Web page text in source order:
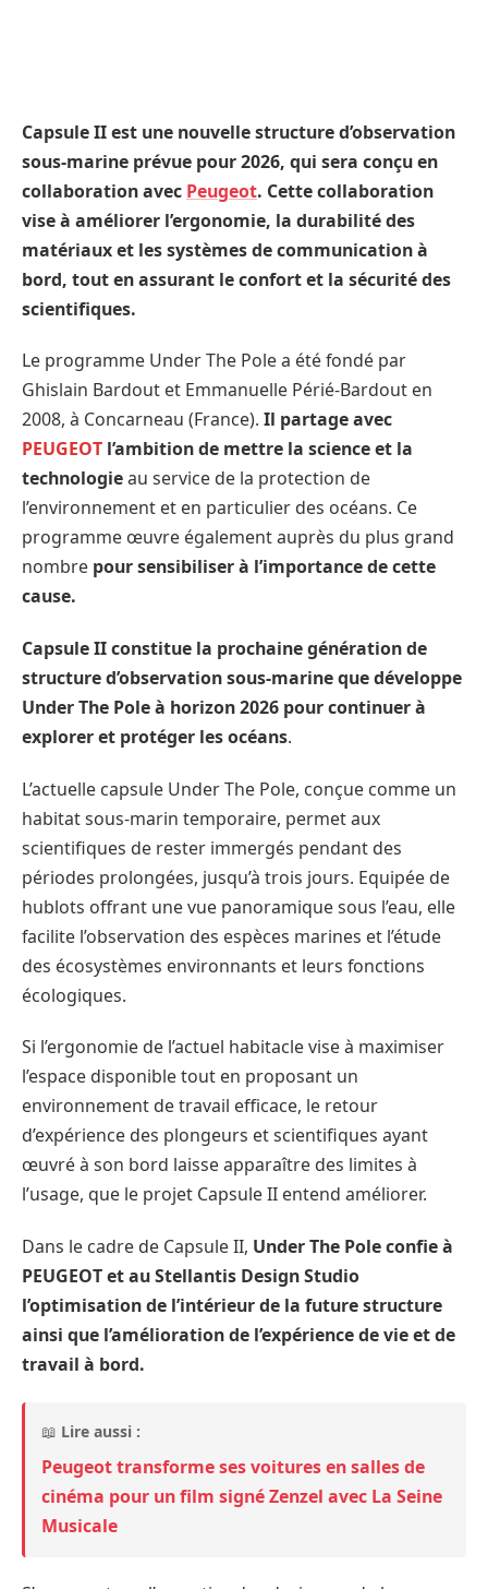
Capsule II est une nouvelle structure d’observation
sous-marine prévue pour 2026, qui sera conçu en
collaboration avec Peugeot. Cette collaboration
vise à améliorer l’ergonomie, la durabilité des
matériaux et les systèmes de communication à
bord, tout en assurant le confort et la sécurité des
scientifiques.
Le programme Under The Pole a été fondé par
Ghislain Bardout et Emmanuelle Périé-Bardout en
2008, à Concarneau (France). Il partage avec
PEUGEOT l’ambition de mettre la science et la
technologieau service de la protection de
l’environnement et en particulier des océans. Ce
programme œuvre également auprès du plus grand
nombre pour sensibiliser à l’importance de cette
cause.
Capsule II constitue la prochaine génération de
structure d’observation sous-marine que développe
Under The Pole à horizon 2026 pour continuer à
explorer et protéger les océans.
L’actuelle capsule Under The Pole, conçue comme un
habitat sous-marin temporaire, permet aux
scientifiques de rester immergés pendant des
périodes prolongées, jusqu’à trois jours. Equipée de
hublots offrant une vue panoramique sous l’eau, elle
facilite l’observation des espèces marines et l’étude
des écosystèmes environnants et leurs fonctions
écologiques.
Si l’ergonomie de l’actuel habitacle vise à maximiser
l’espace disponible tout en proposant un
environnement de travail efficace, le retour
d’expérience des plongeurs et scientifiques ayant
œuvré à son bord laisse apparaître des limites à
l’usage, que le projet Capsule II entend améliorer.
Dans le cadre de Capsule II, Under The Pole confie à
PEUGEOT et au Stellantis Design Studio
l’optimisation de l’intérieur de la future structure
ainsi que l’amélioration de l’expérience de vie et de
travail à bord.
📖 Lire aussi :
Peugeot transforme ses voitures en salles de
cinéma pour un film signé Zenzel avec La Seine
Musicale